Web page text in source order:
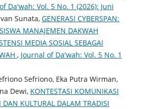
Da'wah: Vol. 5 No. 1 (2026): Juni
Sunata, GENERASI CYBERSPAN:
MANAJEMEN DAKWAH
MEDIA SOSIAL SEBAGAI
, Journal of Da'wah: Vol. 5 No. 1
Sefriono, Eka Putra Wirman,
Dewi, KONTESTASI KOMUNIKASI
DAN KULTURAL DALAM TRADISI